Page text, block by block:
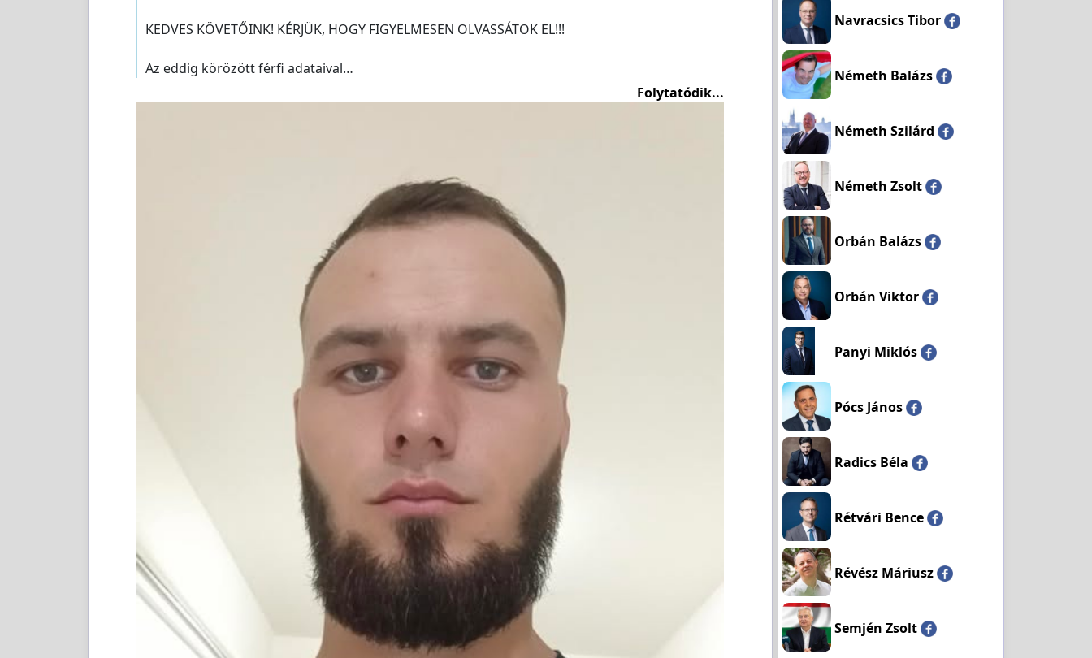
KEDVES KÖVETŐINK! KÉRJÜK, HOGY FIGYELMESEN OLVASSÁTOK EL!!!
Az eddig körözött férfi adataival…
Folytatódik...
Navracsics Tibor
Németh Balázs
Németh Szilárd
Németh Zsolt
Orbán Balázs
Orbán Viktor
Panyi Miklós
Pócs János
Radics Béla
Rétvári Bence
Révész Máriusz
Semjén Zsolt